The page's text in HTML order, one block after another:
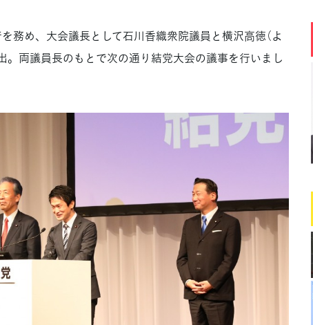
務め、大会議長として石川香織衆院議員と横沢高徳（よ
。両議員長のもとで次の通り結党大会の議事を行いまし